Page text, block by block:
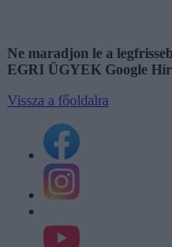
Ne maradjon le a
EGRI ÜGYEK Google
Vissza a főoldalra